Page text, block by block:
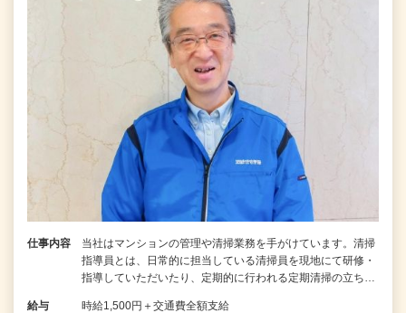
仕事内容
当社はマンションの管理や清掃業務を手がけています。清掃
指導員とは、日常的に担当している清掃員を現地にて研修・
指導していただいたり、定期的に行われる定期清掃の立ち…
給与 時給1,500円＋交通費全額支給